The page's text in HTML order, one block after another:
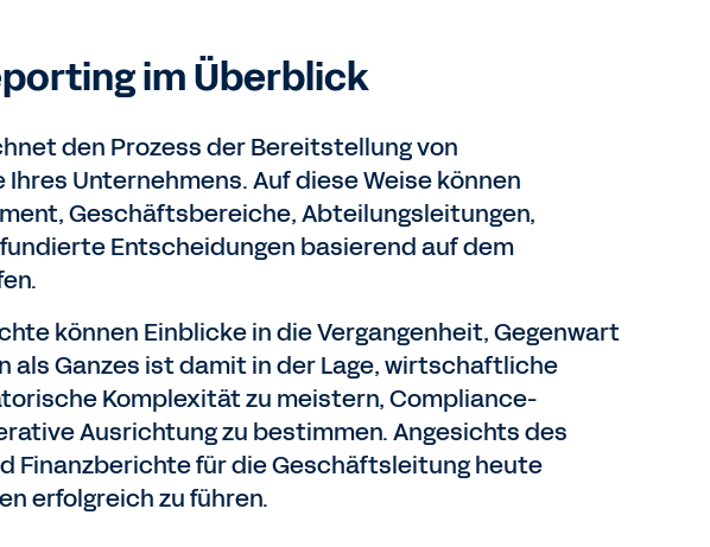
im Überblick
den Prozess der Bereitstellung von
Unternehmens. Auf diese Weise können
Geschäftsbereiche, Abteilungsleitungen,
Entscheidungen basierend auf dem
können Einblicke in die Vergangenheit, Gegenwart
als Ganzes ist damit in der Lage, wirtschaftliche
Komplexität zu meistern, Compliance-
Ausrichtung zu bestimmen. Angesichts des
Finanzberichte für die Geschäftsleitung heute
erfolgreich zu führen.